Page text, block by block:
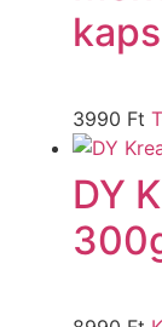
3990 Ft
DY